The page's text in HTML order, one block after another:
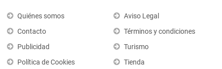
Quiénes somos
Contacto
Publicidad
Política de Cookies
Aviso Legal
Términos y condiciones
Turismo
Tienda